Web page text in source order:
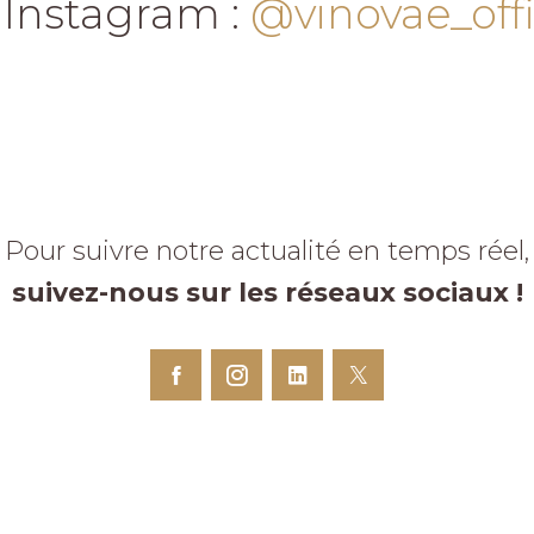
:
Pour suivre notre actualité en temps réel,
suivez-nous sur les réseaux sociaux !